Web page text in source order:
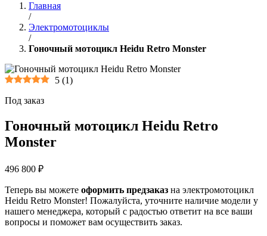
Главная
/
Электромотоциклы
/
Гоночный мотоцикл Heidu Retro Monster
5 (1)
Под заказ
Гоночный мотоцикл Heidu Retro
Monster
496 800 ₽
Теперь вы можете оформить предзаказ на электромотоцикл
Heidu Retro Monster! Пожалуйста, уточните наличие модели у
нашего менеджера, который с радостью ответит на все ваши
вопросы и поможет вам осуществить заказ.